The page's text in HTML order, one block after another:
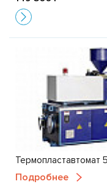
Термопластавтомат
Подробнее